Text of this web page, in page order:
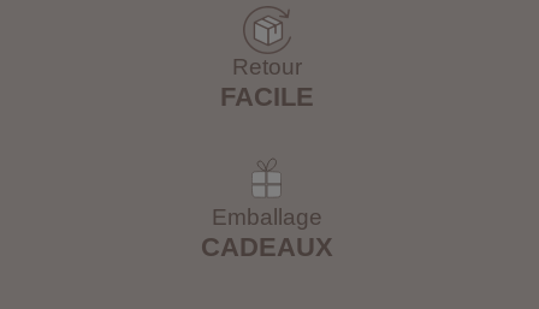
Retour
FACILE
Emballage
CADEAUX